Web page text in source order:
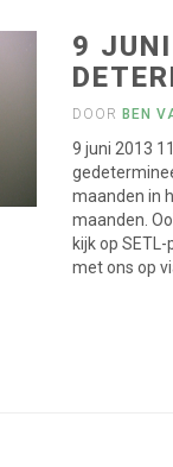
9
DOOR BEN
9 juni 2013
maanden in
maanden.
kijk op
met ons op